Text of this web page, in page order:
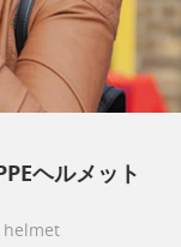
ヘルメット
helmet